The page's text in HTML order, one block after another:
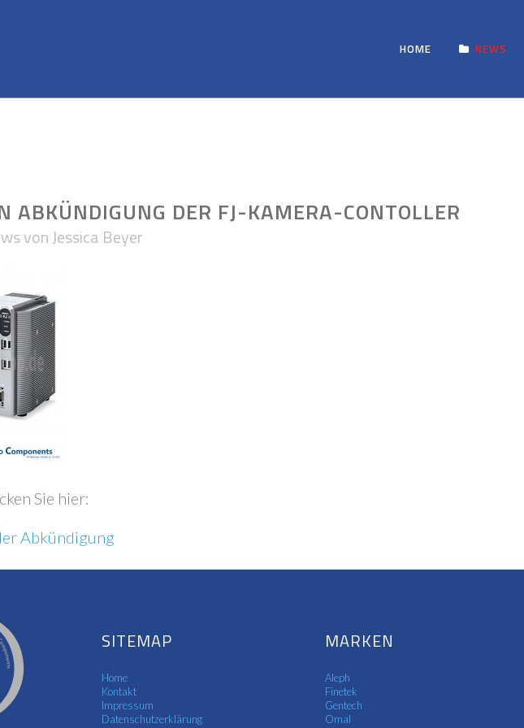
HOME NEWS
ABKÜNDIGUNG DER FJ-KAMERA-CONTOLLER
vonJessica Beyer
Sie hier:
Abkündigung
SITEMAP
Home
Kontakt
Impressum
Datenschutzerklärung
MARKEN
Aleph
Finetek
Gentech
Omal